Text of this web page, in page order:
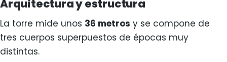
Arquitectura y estructura
La torre mide unos 36 metros y se compone de
tres cuerpos superpuestos de épocas muy
distintas.